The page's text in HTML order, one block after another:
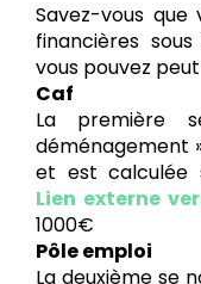
Savez-vous que
financières
vous pouvez
Caf
La première
déménagement
et est calculée
Lien externe
1000€
Pôle emploi
La deuxième se